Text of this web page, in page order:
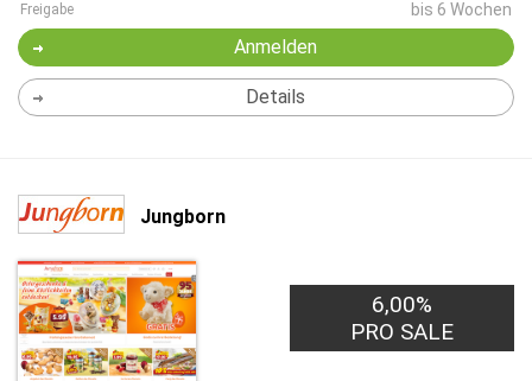
Freigabe bis 6 Wochen
Anmelden
Details
Jungborn
6,00%
PRO SALE